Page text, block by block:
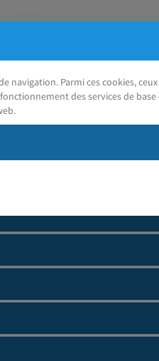
navigation. Parmi ces cookies,
des services de